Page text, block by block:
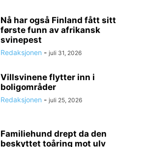
Nå har også Finland fått sitt
første funn av afrikansk
svinepest
Redaksjonen - juli 31, 2026
Villsvinene flytter inn i
boligområder
Redaksjonen - juli 25, 2026
Familiehund drept da den
beskyttet toåring mot ulv